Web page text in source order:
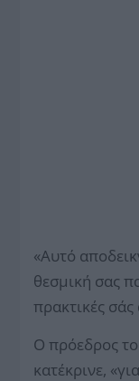
«Αυτό
θεσμική σας
πρακτικές
Ο πρόεδρος
κατέκρινε,